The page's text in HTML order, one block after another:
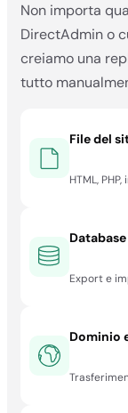
Non importa
DirectAdmin o
creiamo una
tutto
File del
HTML,
Export e
Dominio